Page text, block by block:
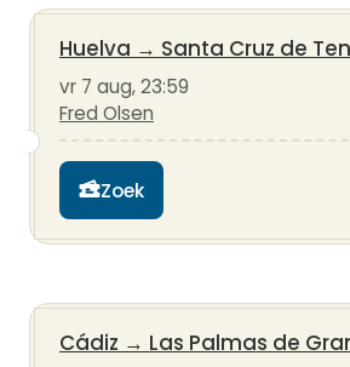
Huelva → Santa Cruz de
vr 7 aug, 23:59
Fred Olsen
Zoek
Cádiz → Las Palmas de